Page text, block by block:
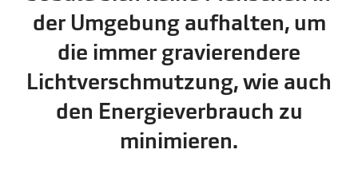
der Umgebung aufhalten, um
die immer gravierendere
Lichtverschmutzung, wie auch
den Energieverbrauch zu
minimieren.